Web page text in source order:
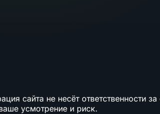
сайта не несёт ответственности
усмотрение и риск.